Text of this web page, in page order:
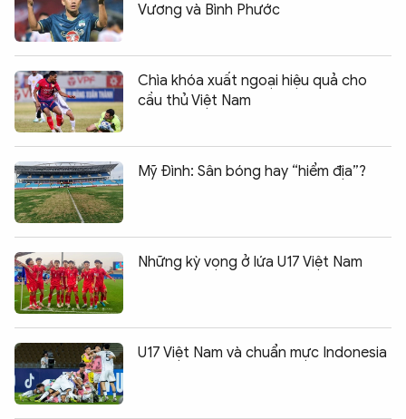
Vương và Bình Phước
Chìa khóa xuất ngoại hiệu quả cho
cầu thủ Việt Nam
Mỹ Đình: Sân bóng hay “hiểm địa”?
Những kỳ vọng ở lứa U17 Việt Nam
U17 Việt Nam và chuẩn mực Indonesia